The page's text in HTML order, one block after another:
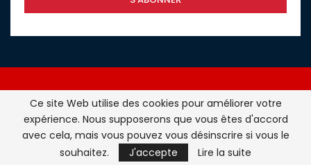
Atlasinfo.fr : l'essentiel de l'actualité de la France et du
Maghreb © Tous Droits Réservés - Atlasinfo- 2026
ATLASINFO
Ce site Web utilise des cookies pour améliorer votre
expérience. Nous supposerons que vous êtes d'accord
avec cela, mais vous pouvez vous désinscrire si vous le
souhaitez.
J'accepte Lire la suite